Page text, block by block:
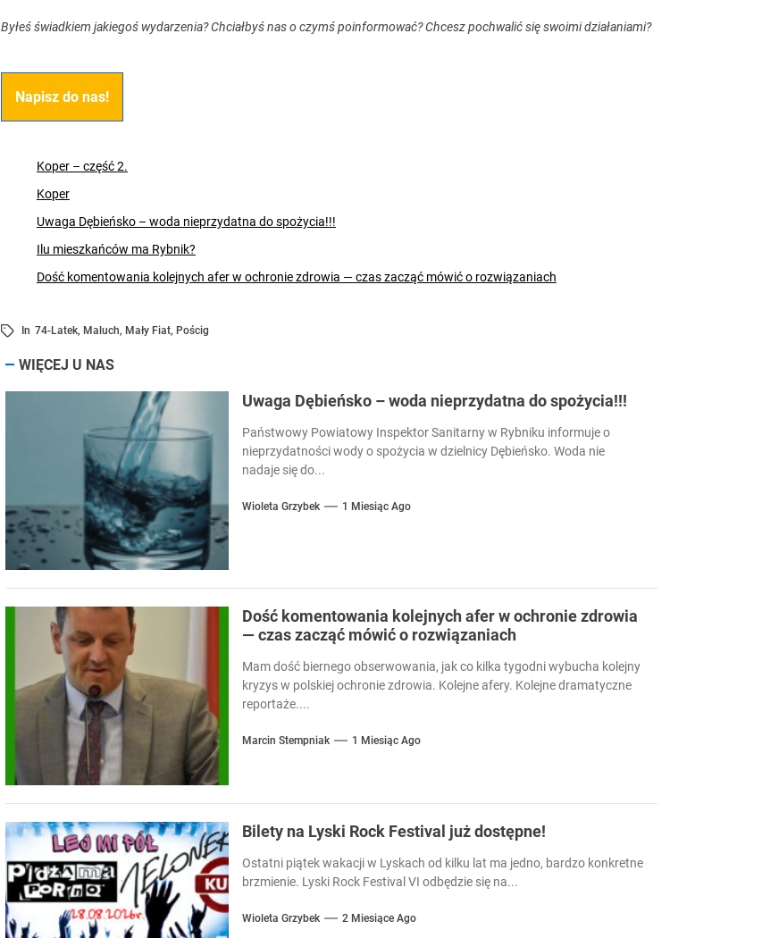
Byłeś świadkiem jakiegoś wydarzenia? Chciałbyś nas o czymś poinformować? Chcesz pochwalić się swoimi działaniami?
Napisz do nas!
Koper – część 2.
Koper
Uwaga Dębieńsko – woda nieprzydatna do spożycia!!!
Ilu mieszkańców ma Rybnik?
Dość komentowania kolejnych afer w ochronie zdrowia — czas zacząć mówić o rozwiązaniach
In 74-Latek, Maluch, Mały Fiat, Pościg
WIĘCEJ U NAS
Uwaga Dębieńsko – woda nieprzydatna do spożycia!!!
Państwowy Powiatowy Inspektor Sanitarny w Rybniku informuje o
nieprzydatności wody o spożycia w dzielnicy Dębieńsko. Woda nie
nadaje się do...
Wioleta Grzybek 1 Miesiąc Ago
Dość komentowania kolejnych afer w ochronie zdrowia
— czas zacząć mówić o rozwiązaniach
Mam dość biernego obserwowania, jak co kilka tygodni wybucha kolejny
kryzys w polskiej ochronie zdrowia. Kolejne afery. Kolejne dramatyczne
reportaże....
Marcin Stempniak 1 Miesiąc Ago
Bilety na Lyski Rock Festival już dostępne!
Ostatni piątek wakacji w Lyskach od kilku lat ma jedno, bardzo konkretne
brzmienie. Lyski Rock Festival VI odbędzie się na...
Wioleta Grzybek 2 Miesiące Ago